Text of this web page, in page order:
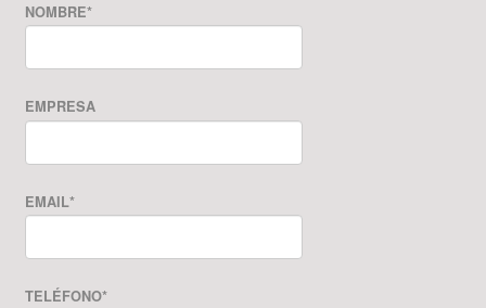
NOMBRE*
EMPRESA
EMAIL*
TELÉFONO*